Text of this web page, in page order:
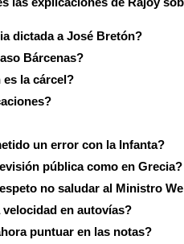
dictada a José Bretón?
Bárcenas?
la cárcel?
un error con la Infanta?
pública como en Grecia?
no saludar al Ministro
velocidad en autovías?
puntuar en las notas?